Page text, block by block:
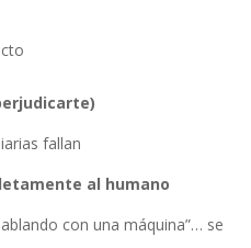
fallan
al humano
con una máquina”… se